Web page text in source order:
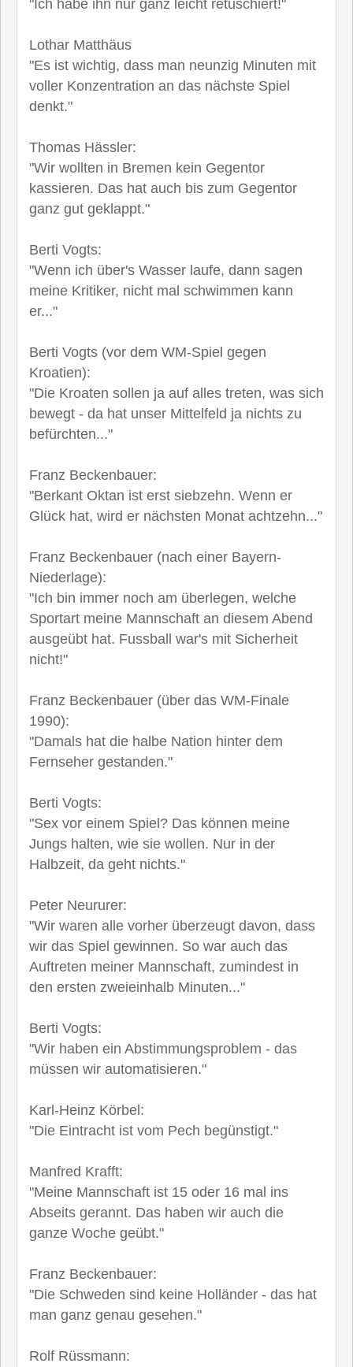
"Ich habe ihn nur ganz leicht retuschiert!"
Lothar Matthäus
"Es ist wichtig, dass man neunzig Minuten mit
voller Konzentration an das nächste Spiel
denkt."
Thomas Hässler:
"Wir wollten in Bremen kein Gegentor
kassieren. Das hat auch bis zum Gegentor
ganz gut geklappt."
Berti Vogts:
"Wenn ich über's Wasser laufe, dann sagen
meine Kritiker, nicht mal schwimmen kann
er..."
Berti Vogts (vor dem WM-Spiel gegen
Kroatien):
"Die Kroaten sollen ja auf alles treten, was sich
bewegt - da hat unser Mittelfeld ja nichts zu
befürchten..."
Franz Beckenbauer:
"Berkant Oktan ist erst siebzehn. Wenn er
Glück hat, wird er nächsten Monat achtzehn..."
Franz Beckenbauer (nach einer Bayern-
Niederlage):
"Ich bin immer noch am überlegen, welche
Sportart meine Mannschaft an diesem Abend
ausgeübt hat. Fussball war's mit Sicherheit
nicht!"
Franz Beckenbauer (über das WM-Finale
1990):
"Damals hat die halbe Nation hinter dem
Fernseher gestanden."
Berti Vogts:
"Sex vor einem Spiel? Das können meine
Jungs halten, wie sie wollen. Nur in der
Halbzeit, da geht nichts."
Peter Neururer:
"Wir waren alle vorher überzeugt davon, dass
wir das Spiel gewinnen. So war auch das
Auftreten meiner Mannschaft, zumindest in
den ersten zweieinhalb Minuten..."
Berti Vogts:
"Wir haben ein Abstimmungsproblem - das
müssen wir automatisieren."
Karl-Heinz Körbel:
"Die Eintracht ist vom Pech begünstigt."
Manfred Krafft:
"Meine Mannschaft ist 15 oder 16 mal ins
Abseits gerannt. Das haben wir auch die
ganze Woche geübt."
Franz Beckenbauer:
"Die Schweden sind keine Holländer - das hat
man ganz genau gesehen."
Rolf Rüssmann: